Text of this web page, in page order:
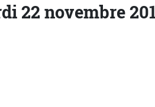
22 novembre